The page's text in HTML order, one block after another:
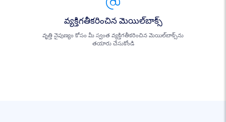
వ్యక్తిగతీకరించిన మెయిల్‌బాక్స్
వృత్తి నైపుణ్యం కోసం మీ స్వంత వ్యక్తిగతీకరించిన మెయిల్‌బాక్స్‌ను
తయారు చేసుకోండి